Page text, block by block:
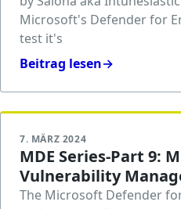
Microsoft's Defender for
test it's
Beitrag lesen→
7. MÄRZ 2024
MDE Series-Part 9:
Vulnerability
The Microsoft Defender